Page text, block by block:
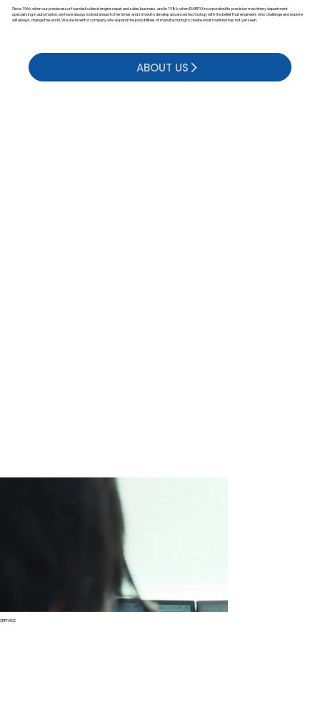
Since 1966, when our predecessor founded a diesel engine repair and sales business, and in 1986, when DAIRYU incorporated its precision machinery department
specializing in automation, we have always looked ahead to the times and strived to develop advanced technology with the belief that engineers who challenge and explore
will always change the world. We are inventor company who expand the possibilities of manufacturing to create what mankind has not yet seen.
ABOUT US